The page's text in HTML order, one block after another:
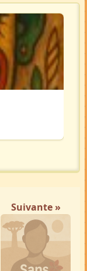
Suivante »